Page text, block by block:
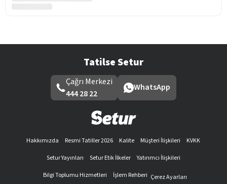
Tatilse Setur
Çağrı Merkezi
444 28 22
WhatsApp
Hakkımızda Resmi Tatiller 2026 Kalite Müşteri İlişkileri
KVKK
Setur Yayınları
Setur Etik İlkeler
Yatırımcı İlişkileri
Bilgi Toplumu Hizmetleri
İşlem Rehberi Çerez Ayarları